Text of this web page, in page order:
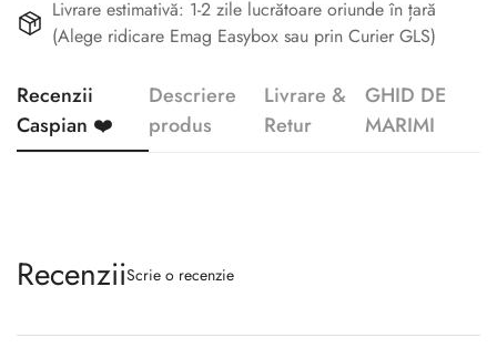
Livrare estimativă: 1-2 zile lucrătoare oriunde în țară
(Alege ridicare Emag Easybox sau prin Curier GLS)
Recenzii
Caspian ❤️
Descriere
produs
Livrare &
Retur
GHID DE
MARIMI
RecenziiScrie o recenzie